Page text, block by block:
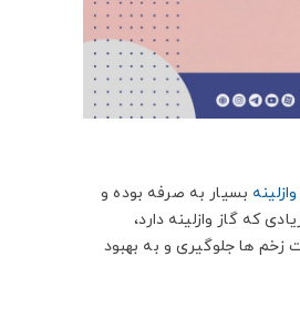
بسیار به صرفه بوده و
که گاز وازلینه دارد،
زخم ها جلوگیری و به بهبود